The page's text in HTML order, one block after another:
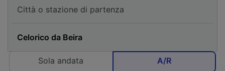
Sola andata A/R